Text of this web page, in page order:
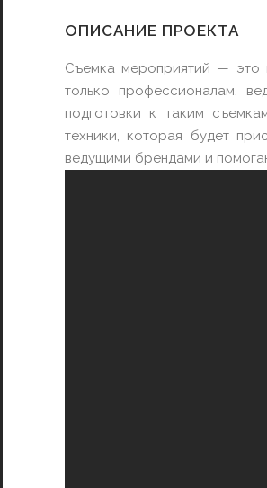
ОПИСАНИЕ ПРОЕКТА
Съемка мероприятий — это
только профессионалам,
подготовки к таким
техники, которая будет
ведущими брендами и